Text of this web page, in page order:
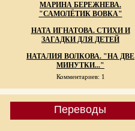
МАРИНА БЕРЕЖНЕВА.
"САМОЛЁТИК ВОВКА"
НАТА ИГНАТОВА. СТИХИ И
ЗАГАДКИ ДЛЯ ДЕТЕЙ
НАТАЛИЯ ВОЛКОВА. "НА ДВЕ
МИНУТКИ..."
Комментариев: 1
Переводы